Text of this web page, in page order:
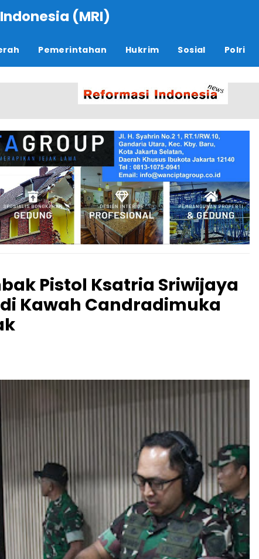
(MRI)
Pemerintahan Hukrim Sosial Polri
Pistol Ksatria Sriwijaya
Kawah Candradimuka